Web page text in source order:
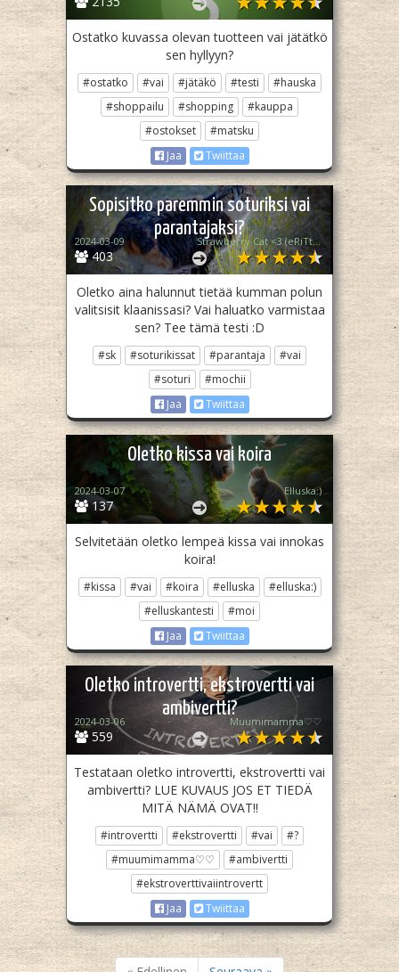
Ostatko kuvassa olevan tuotteen vai jätätkö
sen hyllyyn?
#ostatko #vai #jätäkö #testi
#hauska
#shoppailu
#shopping
#kauppa
#ostokset
#matsku
Jaa
Twiittaa
Sopisitko paremmin soturiksi vai
parantajaksi?
403
2024-03-09 Strawberry Cat <3 (eRiTtÄiN ePäAkTi)
Oletko aina halunnut tietää kumman polun
valitsisit klaanissasi? Vai haluatko varmistaa
sen? Tee tämä testi :D
#sk #soturikissat #parantaja
#vai
#soturi
#mochii
Jaa
Twiittaa
Oletko kissa vai koira
137
2024-03-07 Elluska:)
Selvitetään oletko lempeä kissa vai innokas
koira!
#kissa #vai #koira #elluska
#elluska:)
#elluskantesti
#moi
Jaa
Twiittaa
Oletko introvertti, ekstrovertti vai
ambivertti?
559
2024-03-06 Muumimamma♡♡
Testataan oletko introvertti, ekstrovertti vai
ambivertti? LUE KUVAUS JOS ET TIEDÄ
MITÄ NÄMÄ OVAT!!
#introvertti #ekstrovertti #vai
#?
#muumimamma♡♡
#ambivertti
#ekstroverttivaiintrovertt
Jaa
Twiittaa